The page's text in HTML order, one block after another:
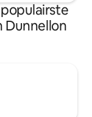
Dunnellon